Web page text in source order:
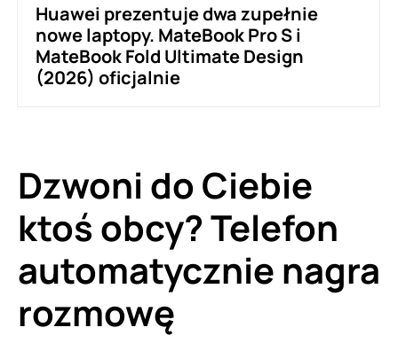
Huawei prezentuje dwa zupełnie
nowe laptopy. MateBook Pro S i
MateBook Fold Ultimate Design
(2026) oficjalnie
Dzwoni do Ciebie
ktoś obcy? Telefon
automatycznie nagra
rozmowę